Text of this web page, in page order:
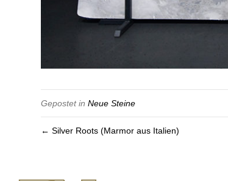
Gepostet inNeue Steine
← Silver Roots (Marmor aus Italien)